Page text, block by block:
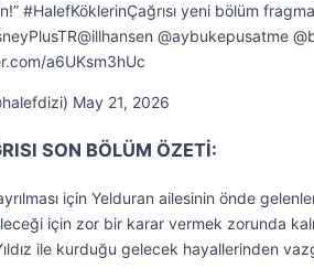
#HalefKöklerinÇağrısı yeni bölüm
@aybukepusatme
a6UKsm3hUc
May 21, 2026
SON BÖLÜM ÖZETİ:
ayrılması için Yelduran ailesinin önde
için zor bir karar vermek zorunda
ile kurduğu gelecek hayallerinden